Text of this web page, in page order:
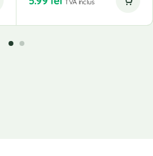
TVA inclus